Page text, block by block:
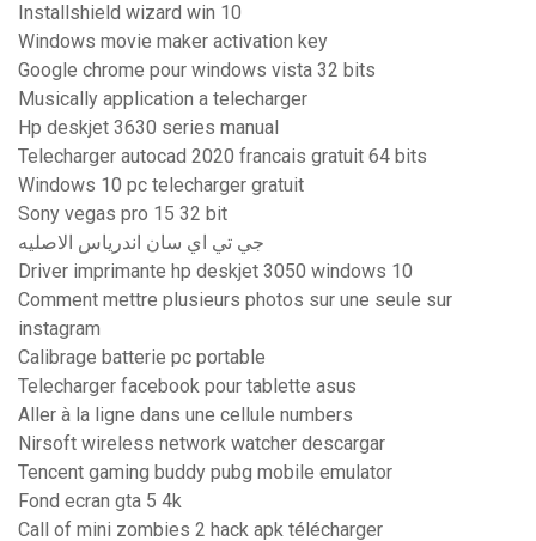
Installshield wizard win 10
Windows movie maker activation key
Google chrome pour windows vista 32 bits
Musically application a telecharger
Hp deskjet 3630 series manual
Telecharger autocad 2020 francais gratuit 64 bits
Windows 10 pc telecharger gratuit
Sony vegas pro 15 32 bit
جي تي اي سان اندرياس الاصليه
Driver imprimante hp deskjet 3050 windows 10
Comment mettre plusieurs photos sur une seule sur
instagram
Calibrage batterie pc portable
Telecharger facebook pour tablette asus
Aller à la ligne dans une cellule numbers
Nirsoft wireless network watcher descargar
Tencent gaming buddy pubg mobile emulator
Fond ecran gta 5 4k
Call of mini zombies 2 hack apk télécharger